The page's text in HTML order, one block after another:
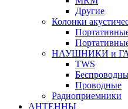
Другие
Колонки
НАУШНИКИ и
TWS
Проводные
Радиоприемники
АНТЕННЫ